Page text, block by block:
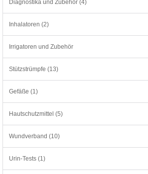
Diagnostika und Zubehör (4)
Inhalatoren (2)
Irrigatoren und Zubehör
Stützstrümpfe (13)
Gefäße (1)
Hautschutzmittel (5)
Wundverband (10)
Urin-Tests (1)